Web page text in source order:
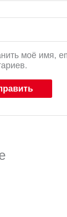
моё имя,